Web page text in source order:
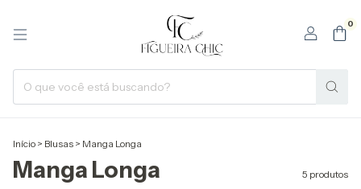
0
Início > Blusas > Manga Longa
Manga Longa 5 produtos